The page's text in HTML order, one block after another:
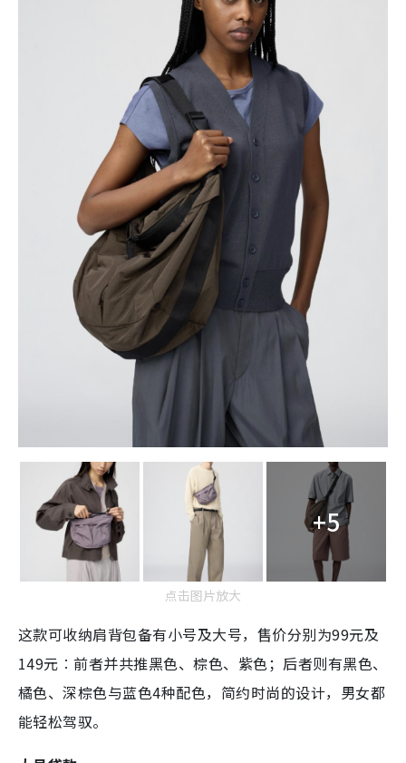
+5
点击图片放大
这款可收纳肩背包备有小号及大号，售价分别为99元及
149元︰前者并共推黑色、棕色、紫色；后者则有黑色、
橘色、深棕色与蓝色4种配色，简约时尚的设计，男女都
能轻松驾驭。